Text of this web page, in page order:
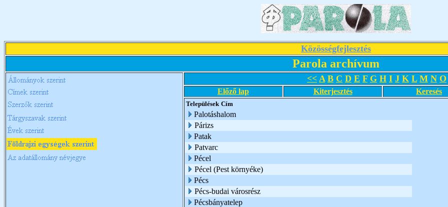
Közösségfejlesztés
Parola archívum
<< A B C D E F G H I J K L M N O
Előző lap Kiterjesztés Keresés
Települések Cím
Palotáshalom
Párizs
Patak
Patvarc
Pécel
Pécel (Pest környéke)
Pécs
Pécs-budai városrész
Pécsbányatelep